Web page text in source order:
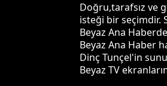
Doğru,tarafsız ve
isteği bir seçimdir.
Beyaz Ana
Beyaz Ana Haber
Dinç Tunçel'in
Beyaz TV